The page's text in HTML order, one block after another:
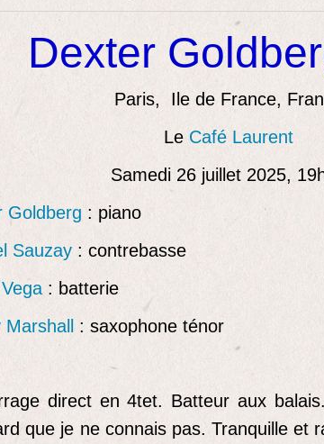
Dexter
Paris, Ile de France,
Le Café Laurent
Samedi 26 juillet 2025,
Goldberg : piano
Sauzay : contrebasse
: batterie
Marshall : saxophone ténor
direct en 4tet. Batteur aux
que je ne connais pas. Tranquille et